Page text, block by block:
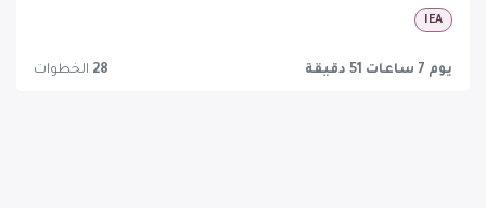
IEA
يوم 7 ساعات 51 دقيقة 28 الخطوات